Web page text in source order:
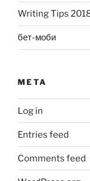
Writing Tips
бет-моби
META
Log in
Entries feed
Comments feed